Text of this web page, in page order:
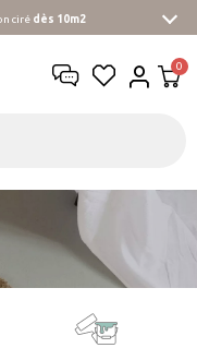
ciré dès 10m2